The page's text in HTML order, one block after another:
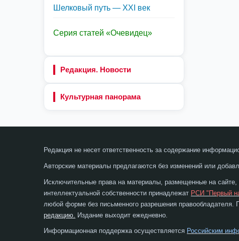
Шелковый путь — XXI век
Серия статей «Очевидец»
Редакция. Новости
Культурная панорама
Редакция не несет ответственность за содержание
Авторские материалы предлагаются без изменений или
Исключительные права на материалы, размещенные на сайте,
интеллектуальной собственности принадлежат РСИ "Первый
любой форме без письменного разрешения правообладателя.
редакцию. Издание выходит ежедневно.
Информационная поддержка осуществляется Российским